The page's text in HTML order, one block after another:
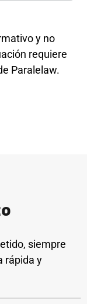
y no
requiere
Paralelaw.
siempre
rápida y